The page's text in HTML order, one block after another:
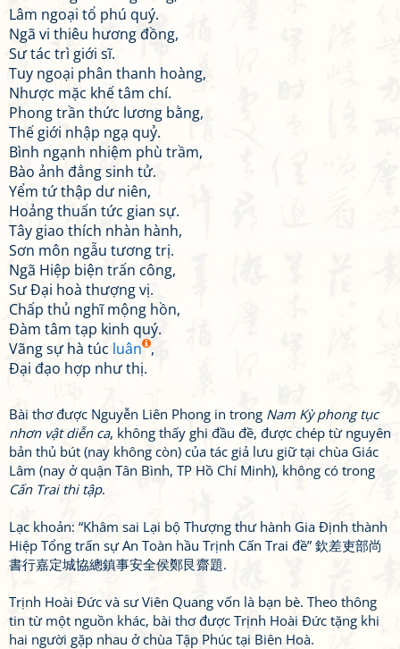
Lâm ngoại tổ phú quý.
Ngã vi thiêu hương đồng,
Sư tác trì giới sĩ.
Tuy ngoại phân thanh hoàng,
Nhược mặc khế tâm chí.
Phong trần thức lương bằng,
Thế giới nhập ngạ quỷ.
Bình ngạnh nhiệm phù trầm,
Bào ảnh đẳng sinh tử.
Yểm tứ thập dư niên,
Hoảng thuấn tức gian sự.
Tây giao thích nhàn hành,
Sơn môn ngẫu tương trị.
Ngã Hiệp biện trấn công,
Sư Đại hoà thượng vị.
Chấp thủ nghĩ mộng hồn,
Đàm tâm tạp kinh quý.
Vãng sự hà túc luân ,
Đại đạo hợp như thị.
Bài thơ được Nguyễn Liên Phong in trong Nam Kỳ phong tục
nhơn vật diễn ca, không thấy ghi đầu đề, được chép từ nguyên
bản thủ bút (nay không còn) của tác giả lưu giữ tại chùa Giác
Lâm (nay ở quận Tân Bình, TP Hồ Chí Minh), không có trong
Cấn Trai thi tập.
Lạc khoản: “Khâm sai Lại bộ Thượng thư hành Gia Định thành
Hiệp Tổng trấn sự An Toàn hầu Trịnh Cấn Trai đề” 欽差吏部尚
書行嘉定城協總鎮事安全侯鄭艮齋題.
Trịnh Hoài Đức và sư Viên Quang vốn là bạn bè. Theo thông
tin từ một nguồn khác, bài thơ được Trịnh Hoài Đức tặng khi
hai người gặp nhau ở chùa Tập Phúc tại Biên Hoà.